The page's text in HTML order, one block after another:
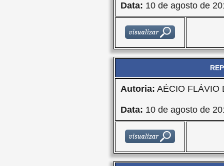
Data: 10 de agosto de
Autoria: AÉCIO FLÁVIO
Data: 10 de agosto de